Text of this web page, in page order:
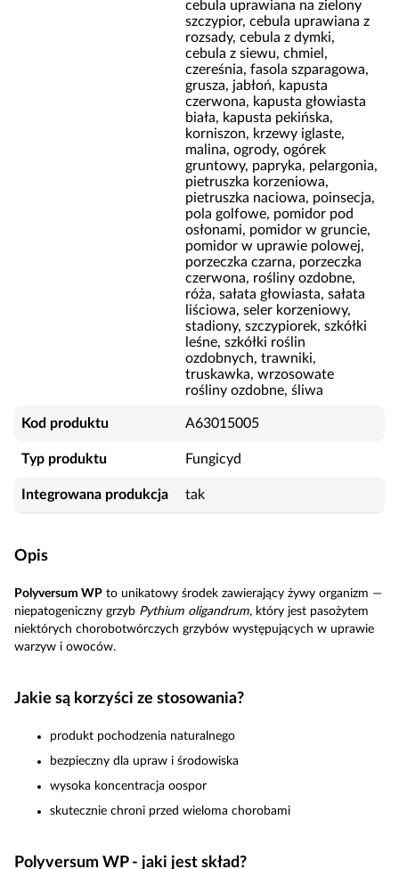
cebula uprawiana na zielony
szczypior, cebula uprawiana z
rozsady, cebula z dymki,
cebula z siewu, chmiel,
czereśnia, fasola szparagowa,
grusza, jabłoń, kapusta
czerwona, kapusta głowiasta
biała, kapusta pekińska,
korniszon, krzewy iglaste,
malina, ogrody, ogórek
gruntowy, papryka, pelargonia,
pietruszka korzeniowa,
pietruszka naciowa, poinsecja,
pola golfowe, pomidor pod
osłonami, pomidor w gruncie,
pomidor w uprawie polowej,
porzeczka czarna, porzeczka
czerwona, rośliny ozdobne,
róża, sałata głowiasta, sałata
liściowa, seler korzeniowy,
stadiony, szczypiorek, szkółki
leśne, szkółki roślin
ozdobnych, trawniki,
truskawka, wrzosowate
rośliny ozdobne, śliwa
Kod produktu A63015005
Typ produktu Fungicyd
Integrowana produkcja tak
Opis
Polyversum WP to unikatowy środek zawierający żywy organizm —
niepatogeniczny grzyb Pythium oligandrum, który jest pasożytem
niektórych chorobotwórczych grzybów występujących w uprawie
warzyw i owoców.
Jakie są korzyści ze stosowania?
produkt pochodzenia naturalnego
bezpieczny dla upraw i środowiska
wysoka koncentracja oospor
skutecznie chroni przed wieloma chorobami
Polyversum WP - jaki jest skład?